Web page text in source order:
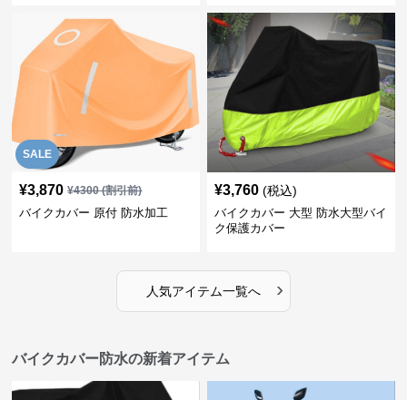
SALE
¥3,870 ¥4300(割引前)
バイクカバー 原付 防水加工
¥3,760 (税込)
バイクカバー 大型 防水大型バイ
ク保護カバー
人気アイテム一覧へ ›
バイクカバー防水の新着アイテム